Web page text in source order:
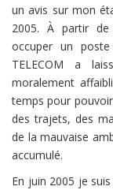
un avis sur mon
2005. À partir
occuper un
TELECOM a
moralement
temps pour
des trajets, des
de la mauvaise
accumulé.
En juin 2005 je